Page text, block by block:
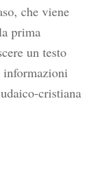
che viene
prima
un testo
informazioni
cristiana